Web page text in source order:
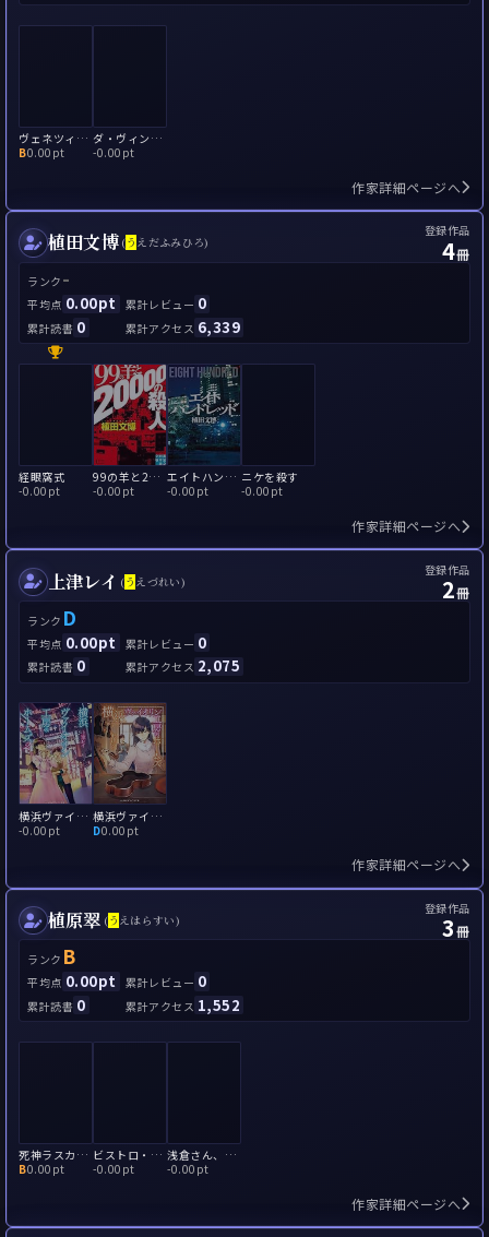
ヴェネツィアの陰の末裔
B0.00pt
ダ・ヴィンチの翼
-0.00pt
作家詳細ページへ
植田文博 (う えだふみひろ)
登録作品
4冊
ランク -
平均点 0.00pt 累計レビュー 0
累計読書 0 累計アクセス 6,339
経眼窩式
-0.00pt
99の羊と20000の殺人(原宿コープバビロニア:心臓のように大切な)
-0.00pt
エイトハンドレッド
-0.00pt
ニケを殺す
-0.00pt
作家詳細ページへ
上津レイ (う えづれい)
登録作品
2冊
ランク D
平均点 0.00pt 累計レビュー 0
累計読書 0 累計アクセス 2,075
横浜ヴァイオリン工房のホームズ2
-0.00pt
横浜ヴァイオリン工房のホームズ
D0.00pt
作家詳細ページへ
植原翠 (う えはらすい)
登録作品
3冊
ランク B
平均点 0.00pt 累計レビュー 0
累計読書 0 累計アクセス 1,552
死神ラスカは謎を解く
B0.00pt
ビストロ・ビーストのオオカミシェフ
-0.00pt
浅倉さん、怪異です！ 県庁シンレイ対策室・鳥の調査員
-0.00pt
作家詳細ページへ